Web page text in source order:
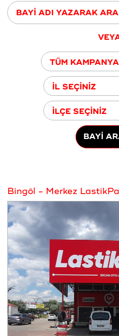
TÜM
İL SEÇİNİZ
İLÇE SEÇİNİZ
BAYİ
Bingöl - Merkez